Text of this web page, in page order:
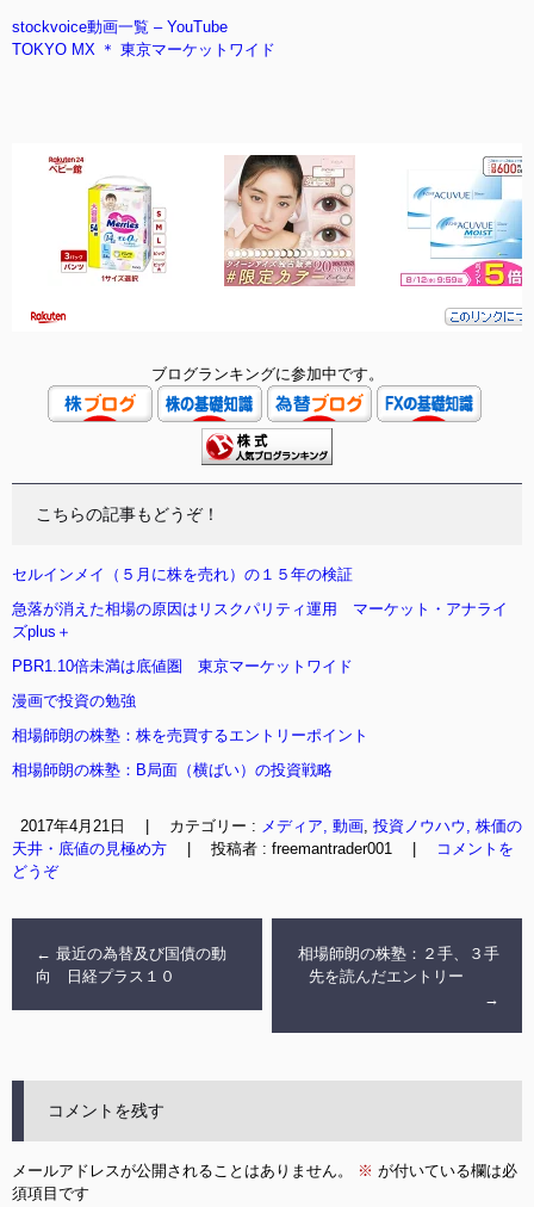
stockvoice動画一覧 – YouTube
TOKYO MX ＊ 東京マーケットワイド
ブログランキングに参加中です。
こちらの記事もどうぞ！
セルインメイ（５月に株を売れ）の１５年の検証
急落が消えた相場の原因はリスクパリティ運用 マーケット・アナライ
ズplus＋
PBR1.10倍未満は底値圏 東京マーケットワイド
漫画で投資の勉強
相場師朗の株塾：株を売買するエントリーポイント
相場師朗の株塾：B局面（横ばい）の投資戦略
2017年4月21日 カテゴリー : メディア, 動画, 投資ノウハウ, 株価の
天井・底値の見極め方
投稿者 : freemantrader001
コメントを
どうぞ
← 最近の為替及び国債の動
向 日経プラス１０
相場師朗の株塾：２手、３手
先を読んだエントリー
→
コメントを残す
メールアドレスが公開されることはありません。 ※ が付いている欄は必
須項目です